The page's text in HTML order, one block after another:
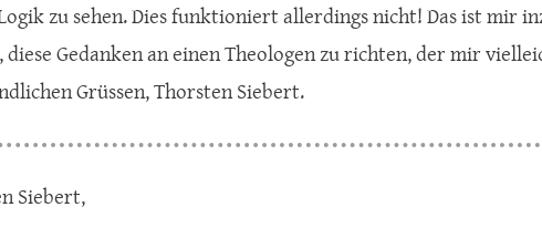
zu sehen. Dies funktioniert allerdings nicht! Das ist mir
Gedanken an einen Theologen zu richten, der mir
Grüssen, Thorsten Siebert.
Siebert,